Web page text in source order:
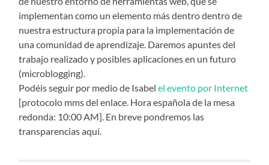
implementan como un elemento más dentro dentro de
nuestra estructura propia para la implementación de
una comunidad de aprendizaje. Daremos apuntes del
trabajo realizado y posibles aplicaciones en un futuro
(microblogging).
Podéis seguir por medio de Isabelel evento por Internet
[protocolo mms del enlace. Hora española de la mesa
redonda: 10:00 AM]. En breve pondremos las
transparencias aquí.